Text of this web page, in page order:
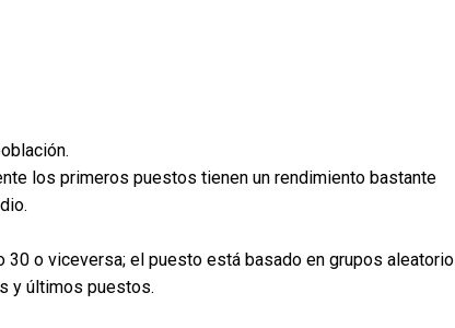
los primeros puestos tienen un rendimiento bastante
30 o viceversa; el puesto está basado en grupos
y últimos puestos.